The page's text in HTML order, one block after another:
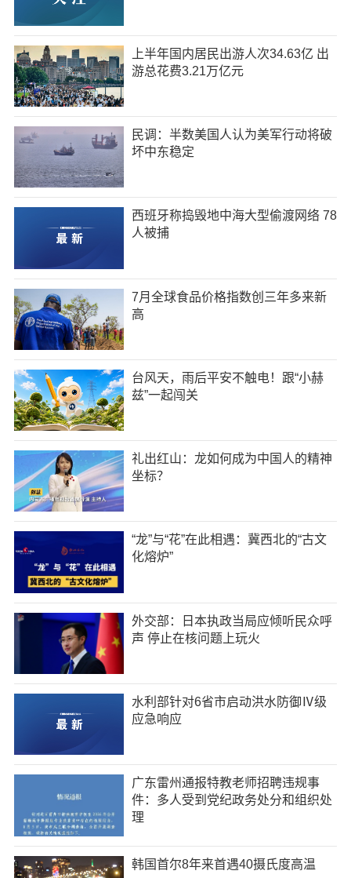
上半年国内居民出游人次34.63亿 出
游总花费3.21万亿元
民调：半数美国人认为美军行动将破
坏中东稳定
西班牙称捣毁地中海大型偷渡网络 78
人被捕
7月全球食品价格指数创三年多来新
高
台风天，雨后平安不触电！跟“小赫
兹”一起闯关
礼出红山：龙如何成为中国人的精神
坐标？
“龙”与“花”在此相遇：冀西北的“古文
化熔炉”
外交部：日本执政当局应倾听民众呼
声 停止在核问题上玩火
水利部针对6省市启动洪水防御Ⅳ级
应急响应
广东雷州通报特教老师招聘违规事
件：多人受到党纪政务处分和组织处
理
韩国首尔8年来首遇40摄氏度高温